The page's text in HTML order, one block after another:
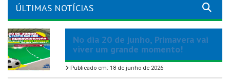
ÚLTIMAS NOTÍCIAS
No dia 20 de junho, Primavera vai
viver um grande momento!
Publicado em: 18 de junho de 2026